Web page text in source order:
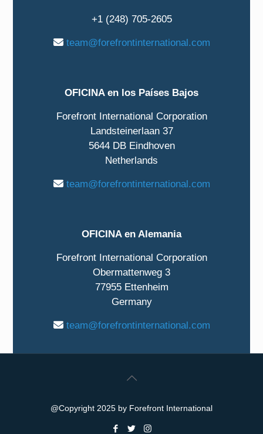
+1 (248) 705-2605
team@forefrontinternational.com
OFICINA en los Países Bajos
Forefront International Corporation
Landsteinerlaan 37
5644 DB Eindhoven
Netherlands
team@forefrontinternational.com
OFICINA en Alemania
Forefront International Corporation
Obermattenweg 3
77955 Ettenheim
Germany
team@forefrontinternational.com
@Copyright 2025 by Forefront International